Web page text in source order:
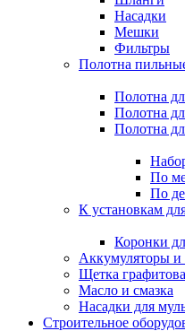
Насадки
Мешки
Фильтры
Полотна
Полотна
Полотна
Полотна
По
По
К установкам
Коронки
Аккумуляторы и
Щетка
Масло и смазка
Насадки для
Строительное